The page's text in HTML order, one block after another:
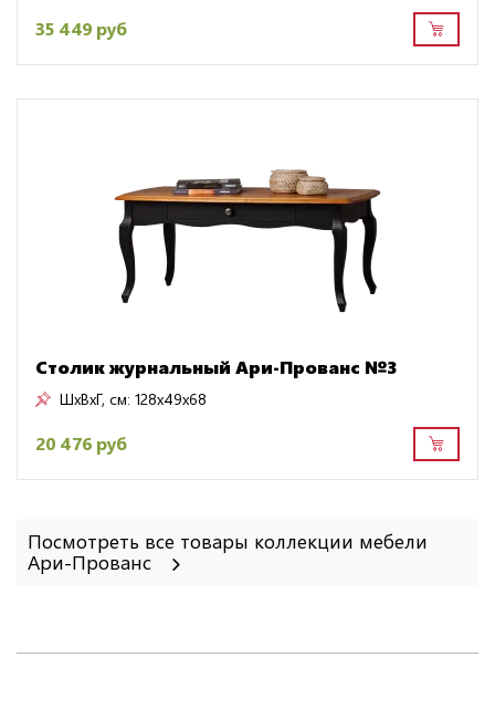
35 449 руб
Столик журнальный Ари-Прованс №3
ШxВxГ, см: 128x49x68
20 476 руб
Посмотреть все товары коллекции мебели
Ари-Прованс